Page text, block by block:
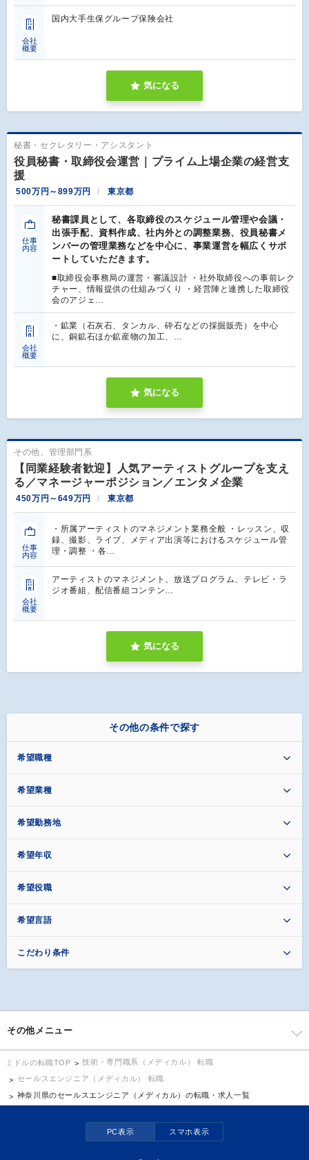
会社
概要
国内大手生保グループ保険会社
気になる
秘書・セクレタリー・アシスタント
役員秘書・取締役会運営｜プライム上場企業の経営支
援
500万円～899万円 東京都
仕事
内容
秘書課員として、各取締役のスケジュール管理や会議・
出張手配、資料作成、社内外との調整業務、役員秘書メ
ンバーの管理業務などを中心に、事業運営を幅広くサポ
ートしていただきます。
■取締役会事務局の運営・審議設計 ・社外取締役への事前レク
チャー、情報提供の仕組みづくり ・経営陣と連携した取締役
会のアジェ…
会社
概要
・鉱業（石灰石、タンカル、砕石などの採掘販売）を中心
に、銅鉱石ほか鉱産物の加工、…
気になる
その他、管理部門系
【同業経験者歓迎】人気アーティストグループを支え
る／マネージャーポジション／エンタメ企業
450万円～649万円 東京都
仕事
内容
・所属アーティストのマネジメント業務全般 ・レッスン、収
録、撮影、ライブ、メディア出演等におけるスケジュール管
理・調整 ・各…
会社
概要
アーティストのマネジメント、放送プログラム、テレビ・ラ
ジオ番組、配信番組コンテン…
気になる
その他の条件で探す
希望職種
希望業種
希望勤務地
希望年収
希望役職
希望言語
こだわり条件
その他メニュー
ミドルの転職TOP
技術・専門職系（メディカル） 転職
セールスエンジニア（メディカル） 転職
神奈川県のセールスエンジニア（メディカル）の転職・求人一覧
PC表示 スマホ表示